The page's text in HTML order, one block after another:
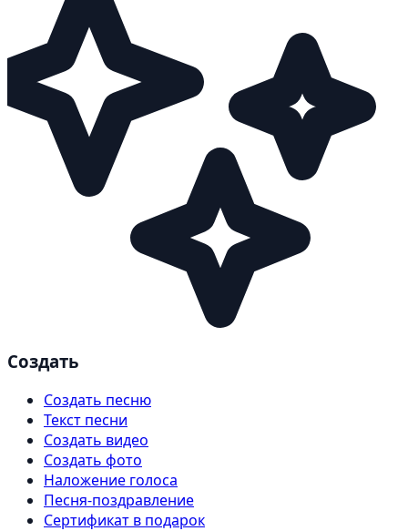
Создать
Создать песню
Текст песни
Создать видео
Создать фото
Наложение голоса
Песня-поздравление
Сертификат в подарок